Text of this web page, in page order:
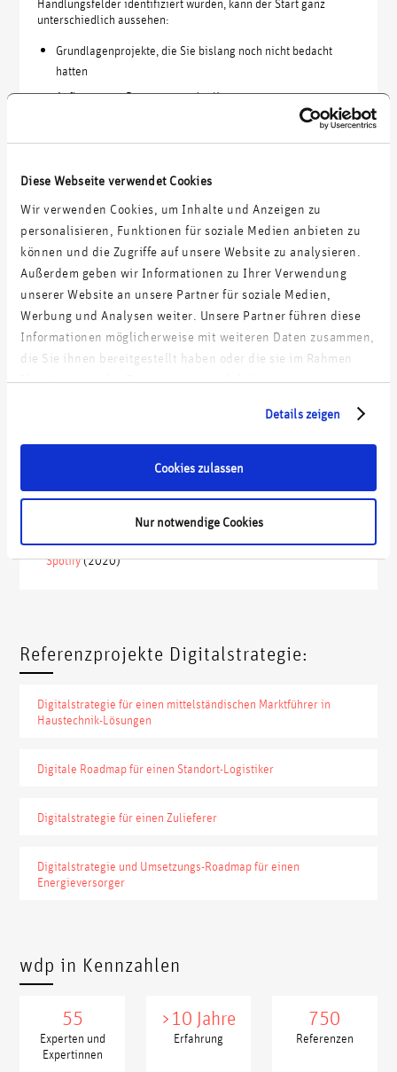
Diese Webseite verwendet Cookies
Wir verwenden Cookies, um Inhalte und Anzeigen zu
personalisieren, Funktionen für soziale Medien anbieten zu
können und die Zugriffe auf unsere Website zu analysieren.
Außerdem geben wir Informationen zu Ihrer Verwendung
unserer Website an unsere Partner für soziale Medien,
Werbung und Analysen weiter. Unsere Partner führen diese
Informationen möglicherweise mit weiteren Daten zusammen,
die Sie ihnen bereitgestellt haben oder die sie im Rahmen
Ihrer Nutzung der Dienste gesammelt haben.
Details zeigen
Cookies zulassen
Nur notwendige Cookies
unterschiedlich aussehen:
Grundlagenprojekte, die Sie bislang noch nicht bedacht
hatten
Aufbau neuer Ressourcen oder Kompetenzen
Gründung einer neuen Gesellschaft, um Innovationen
voranzutreiben
Nehmen Sie sich die Zeit und Muße, einen konkreten
Umsetzungsplan zu entwickeln, bzw. diesen entwickeln zu
lassen und erzielen Sie Einigkeit in der Geschäftsführung und
bei den Gesellschaftern, dass Sie diesen Weg gehen möchten –
nur dann werden Sie die Umsetzung mit dem erforderlichen
Fokus durchführen können und erfolgreich sein.
Research (2019)
²Morgan Stanley(2017). Share of leisure and business
Netflix(2020)
Spotify(2020)
Referenzprojekte Digitalstrategie:
Digitalstrategie für einen mittelständischen Marktführer in
Haustechnik-Lösungen
Digitale Roadmap für einen Standort-Logistiker
Digitalstrategie für einen Zulieferer
Digitalstrategie und Umsetzungs-Roadmap für einen
Energieversorger
wdp in Kennzahlen
55
Experten und
Expertinnen
>10 Jahre
Erfahrung
750
Referenzen